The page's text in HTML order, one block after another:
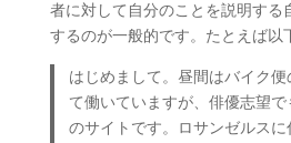
者に対して自分のことを説明する
するのが一般的です。たとえば以
はじめまして。昼間はバイク
て働いていますが、俳優志望
のサイトです。ロサンゼルス